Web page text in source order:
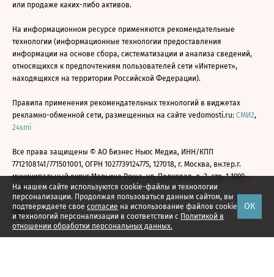
На нашем сайте используются cookie-файлы и технологии
персонализации. Продолжая пользоваться данным сайтом, вы
подтверждаете свое согласие на использование файлов cookie
и технологий персонализации в соответствии с Политикой в
отношении обработки персональных данных.
ОК
или продаже каких-либо активов.
На информационном ресурсе применяются рекомендательные
технологии (информационные технологии предоставления
информации на основе сбора, систематизации и анализа сведений,
относящихся к предпочтениям пользователей сети «Интернет»,
находящихся на территории Российской Федерации).
Правила применения рекомендательных технологий в виджетах
рекламно-обменной сети, размещенных на сайте vedomosti.ru: СМИ2,
24smi
Все права защищены © АО Бизнес Ньюс Медиа, ИНН/КПП
7712108141/771501001, ОГРН 1027739124775, 127018, г. Москва, вн.тер.г.
муниципальный округ Марьина Роща, ул. Полковая, д. 3, стр. 1 1999—
2026